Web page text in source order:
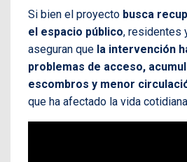
Si bien el proyecto busca
el espacio público, residentes
aseguran que la intervención
problemas de acceso,
escombros y menor
que ha afectado la vida